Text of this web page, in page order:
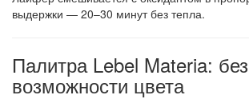
выдержки — 20–30 минут без тепла.
Палитра Lebel Materia:
возможности цвета